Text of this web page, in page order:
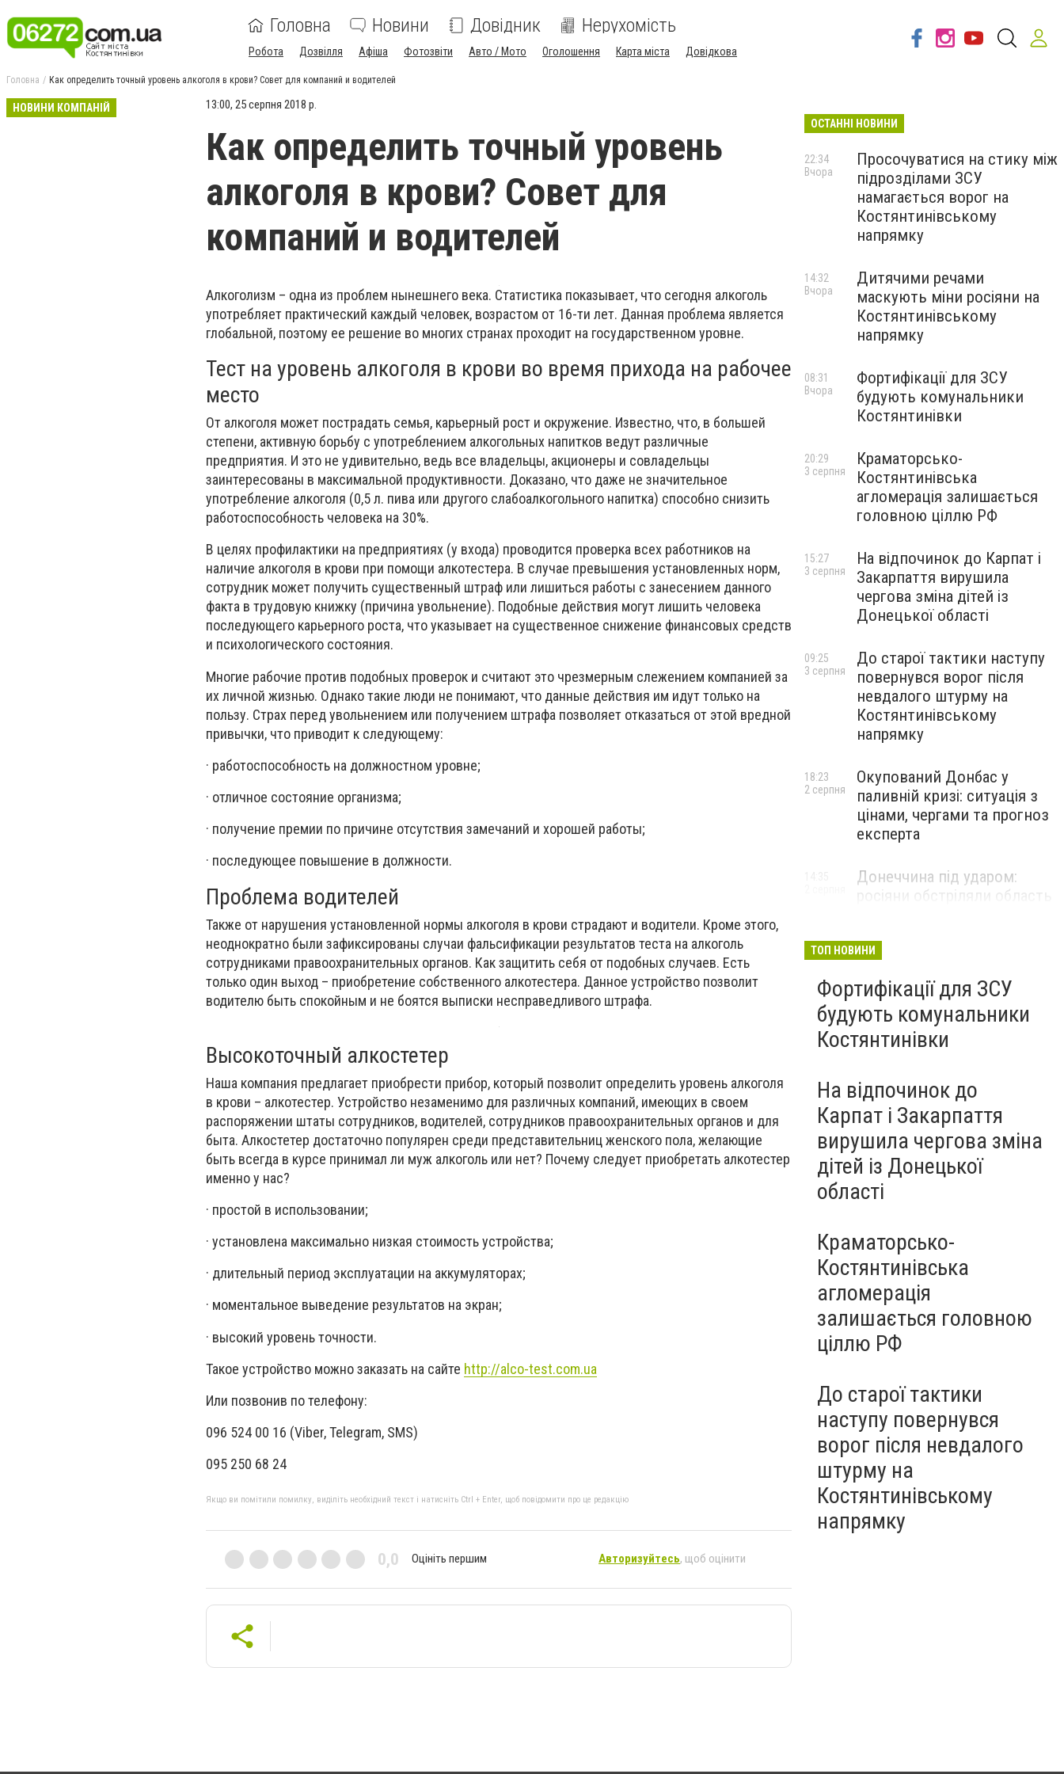
Головна Новини Довідник Нерухомість
Робота Дозвілля Афіша Фотозвіти Авто / Мото Оголошення Карта міста Довідкова
Головна Как определить точный уровень алкоголя в крови? Совет для компаний и водителей
НОВИНИ КОМПАНІЙ 13:00, 25 серпня 2018 р.
Как определить точный уровень
алкоголя в крови? Совет для
компаний и водителей
Алкоголизм – одна из проблем нынешнего века. Статистика показывает, что сегодня алкоголь
употребляет практический каждый человек, возрастом от 16-ти лет. Данная проблема является
глобальной, поэтому ее решение во многих странах проходит на государственном уровне.
Тест на уровень алкоголя в крови во время прихода на рабочее
место
От алкоголя может пострадать семья, карьерный рост и окружение. Известно, что, в большей
степени, активную борьбу с употреблением алкогольных напитков ведут различные
предприятия. И это не удивительно, ведь все владельцы, акционеры и совладельцы
заинтересованы в максимальной продуктивности. Доказано, что даже не значительное
употребление алкоголя (0,5 л. пива или другого слабоалкогольного напитка) способно снизить
работоспособность человека на 30%.
В целях профилактики на предприятиях (у входа) проводится проверка всех работников на
наличие алкоголя в крови при помощи алкотестера. В случае превышения установленных норм,
сотрудник может получить существенный штраф или лишиться работы с занесением данного
факта в трудовую книжку (причина увольнение). Подобные действия могут лишить человека
последующего карьерного роста, что указывает на существенное снижение финансовых средств
и психологического состояния.
Многие рабочие против подобных проверок и считают это чрезмерным слежением компанией за
их личной жизнью. Однако такие люди не понимают, что данные действия им идут только на
пользу. Страх перед увольнением или получением штрафа позволяет отказаться от этой вредной
привычки, что приводит к следующему:
· работоспособность на должностном уровне;
· отличное состояние организма;
· получение премии по причине отсутствия замечаний и хорошей работы;
· последующее повышение в должности.
Проблема водителей
Также от нарушения установленной нормы алкоголя в крови страдают и водители. Кроме этого,
неоднократно были зафиксированы случаи фальсификации результатов теста на алкоголь
сотрудниками правоохранительных органов. Как защитить себя от подобных случаев. Есть
только один выход – приобретение собственного алкотестера. Данное устройство позволит
водителю быть спокойным и не боятся выписки несправедливого штрафа.
Высокоточный алкостетер
Наша компания предлагает приобрести прибор, который позволит определить уровень алкоголя
в крови – алкотестер. Устройство незаменимо для различных компаний, имеющих в своем
распоряжении штаты сотрудников, водителей, сотрудников правоохранительных органов и для
быта. Алкостетер достаточно популярен среди представительниц женского пола, желающие
быть всегда в курсе принимал ли муж алкоголь или нет? Почему следует приобретать алкотестер
именно у нас?
· простой в использовании;
· установлена максимально низкая стоимость устройства;
· длительный период эксплуатации на аккумуляторах;
· моментальное выведение результатов на экран;
· высокий уровень точности.
Такое устройство можно заказать на сайте http://alco-test.com.ua
Или позвонив по телефону:
096 524 00 16 (Viber, Telegram, SMS)
095 250 68 24
Якщо ви помітили помилку, виділіть необхідний текст і натисніть Ctrl + Enter, щоб повідомити про це редакцію
0,0 Оцініть першим Авторизуйтесь, щоб оцінити
ОСТАННІ НОВИНИ
Просочуватися на стику між
підрозділами ЗСУ
намагається ворог на
Костянтинівському
напрямку
22:34
Вчора
Дитячими речами
маскують міни росіяни на
Костянтинівському
напрямку
14:32
Вчора
Фортифікації для ЗСУ
будують комунальники
Костянтинівки
08:31
Вчора
Краматорсько-
Костянтинівська
агломерація залишається
головною ціллю РФ
20:29
3 серпня
На відпочинок до Карпат і
Закарпаття вирушила
чергова зміна дітей із
Донецької області
15:27
3 серпня
До старої тактики наступу
повернувся ворог після
невдалого штурму на
Костянтинівському
напрямку
09:25
3 серпня
Окупований Донбас у
паливній кризі: ситуація з
цінами, чергами та прогноз
експерта
18:23
2 серпня
Донеччина під ударом:
росіяни обстріляли область
ТОП НОВИНИ
Фортифікації для ЗСУ
будують комунальники
Костянтинівки
На відпочинок до
Карпат і Закарпаття
вирушила чергова зміна
дітей із Донецької
області
Краматорсько-
Костянтинівська
агломерація
залишається головною
ціллю РФ
До старої тактики
наступу повернувся
ворог після невдалого
штурму на
Костянтинівському
напрямку